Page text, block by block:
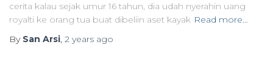
cerita kalau sejak umur 16 tahun, dia udah nyerahin uang
royalti ke orang tua buat dibeliin aset kayak Read more…
By San Arsi, 2 years ago